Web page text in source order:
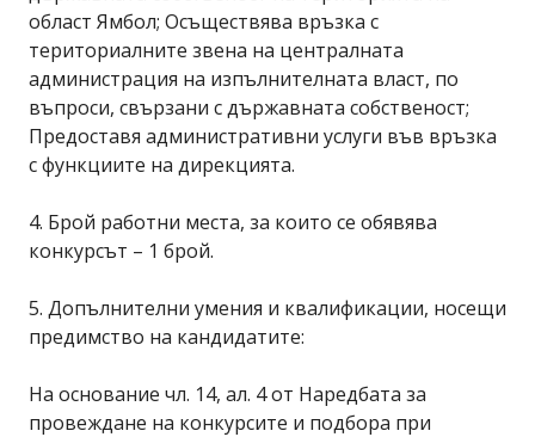
област Ямбол; Осъществява връзка с
териториалните звена на централната
администрация на изпълнителната власт, по
въпроси, свързани с държавната собственост;
Предоставя административни услуги във връзка
с функциите на дирекцията.
4. Брой работни места, за които се обявява
конкурсът – 1 брой.
5. Допълнителни умения и квалификации, носещи
предимство на кандидатите:
На основание чл. 14, ал. 4 от Наредбата за
провеждане на конкурсите и подбора при